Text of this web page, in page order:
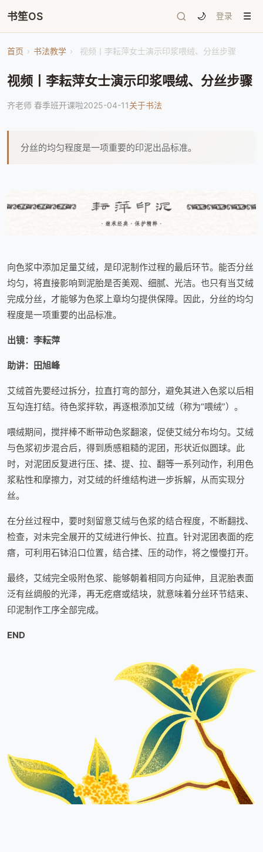
书笙OS 🌙 登录 ☰
首页 › 书法教学 › 视频丨李耘萍女士演示印浆喂绒、分丝步骤
视频丨李耘萍女士演示印浆喂绒、分丝步骤
齐老师 春季班开课啦2025-04-11关于书法
分丝的均匀程度是一项重要的印泥出品标准。
向色浆中添加足量艾绒，是印泥制作过程的最后环节。能否分丝
均匀，将直接影响到泥胎是否美观、细腻、光洁。也只有当艾绒
完成分丝，才能够为色浆上章均匀提供保障。因此，分丝的均匀
程度是一项重要的出品标准。
出镜：李耘萍
助讲：田旭峰
艾绒首先要经过拆分，拉直打弯的部分，避免其进入色浆以后相
互勾连打结。待色浆拌软，再逐根添加艾绒（称为“喂绒”）。
喂绒期间，搅拌棒不断带动色浆翻滚，促使艾绒分布均匀。艾绒
与色浆初步混合后，得到质感粗糙的泥团，形状近似圆球。此
时，对泥团反复进行压、揉、提、拉、翻等一系列动作，利用色
浆粘性和摩擦力，对艾绒的纤维结构进一步拆解，从而实现分
丝。
在分丝过程中，要时刻留意艾绒与色浆的结合程度，不断翻找、
检查，对未完全展开的艾绒进行伸长、拉直。针对泥团表面的疙
瘩，可利用石钵沿口位置，结合揉、压的动作，将之慢慢打开。
最终，艾绒完全吸附色浆、能够朝着相同方向延伸，且泥胎表面
泛有丝绸般的光泽，再无疙瘩或结块，就意味着分丝环节结束、
印泥制作工序全部完成。
END